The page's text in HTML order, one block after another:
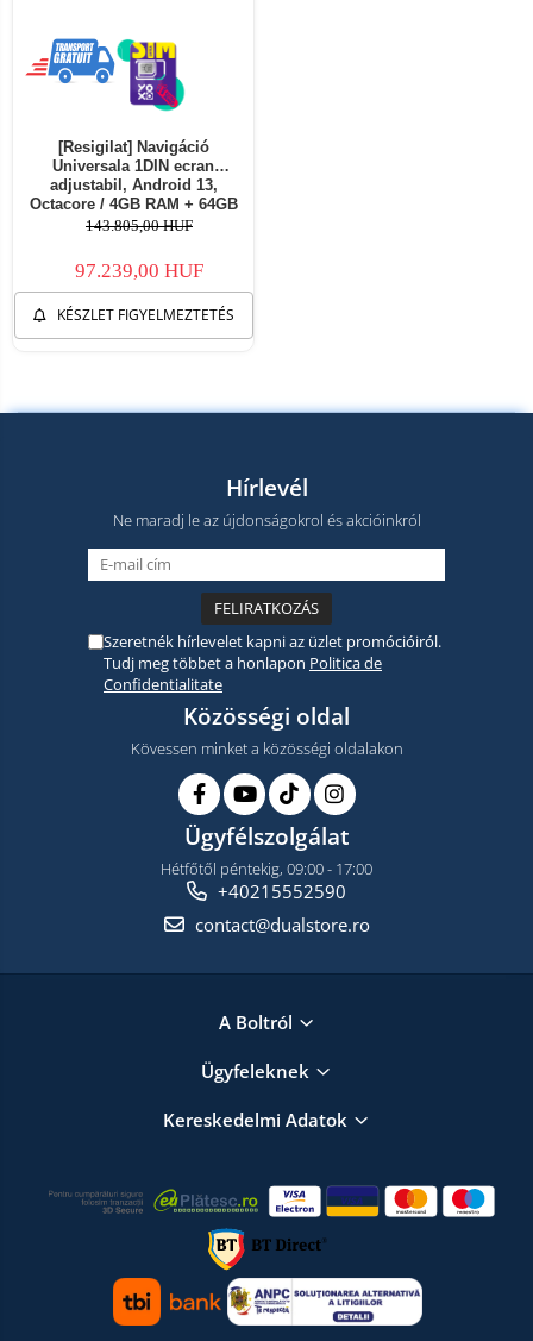
[Resigilat] Navigáció
Universala 1DIN ecran
adjustabil, Android 13,
Octacore / 4GB RAM + 64GB
ROM, 10.1 Inch - AD-
143.805,00 HUF
97.239,00 HUF
KÉSZLET FIGYELMEZTETÉS
Hírlevél
Ne maradj le az újdonságokrol és akcióinkról
Szeretnék hírlevelet kapni az üzlet promócióiról.
Tudj meg többet a honlapon Politica de
Confidentialitate
Közösségi oldal
Kövessen minket a közösségi oldalakon
Ügyfélszolgálat
Hétfőtől péntekig, 09:00 - 17:00
+40215552590
contact@dualstore.ro
A Boltról
Ügyfeleknek
Kereskedelmi Adatok